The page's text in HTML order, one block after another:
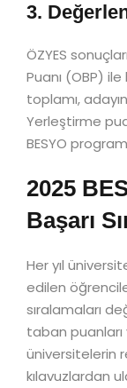
3.
ÖZYES
Puanı (OBP)
toplamı,
Yerleştirme
BESYO
2025
Başarı
Her yıl
edilen
sıralamaları
taban puanları
üniversitelerin
kılavuzlardan